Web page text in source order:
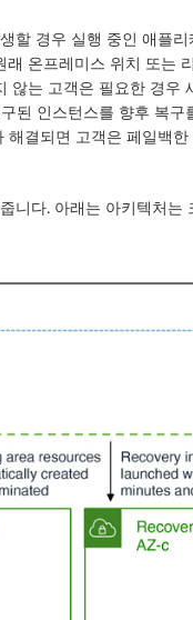
할 경우 실행 중인 애플
래 온프레미스 위치 또는
않는 고객은 필요한 경우
된 인스턴스를 향후 복구
결되면 고객은 페일백
니다. 아래는 아키텍처는